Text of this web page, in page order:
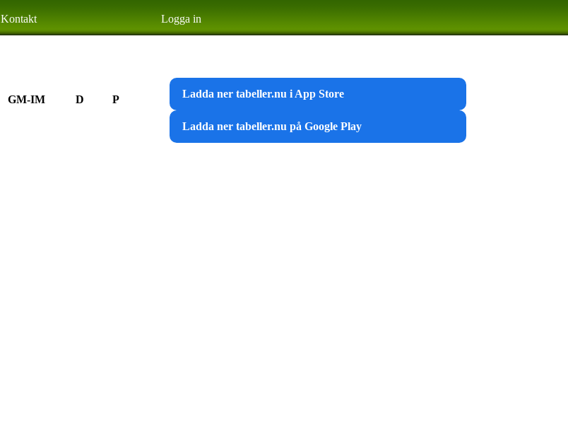
GM-IM D P Ladda ner tabeller.nu i App Store
Ladda ner tabeller.nu på Google Play
Kontakt Logga in